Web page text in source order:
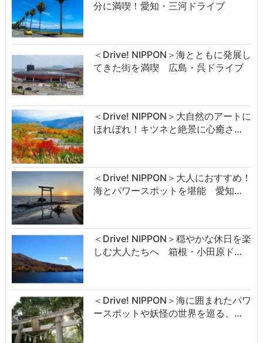
分に満喫！愛知・三河ドライブ
＜Drive! NIPPON＞海とともに発展し
てきた街を満喫 広島・呉ドライブ
＜Drive! NIPPON＞大自然のアートに
ほれぼれ！キツネと絶景に心癒さ…
＜Drive! NIPPON＞大人におすすめ！
海とパワースポットを堪能 愛知…
＜Drive! NIPPON＞穏やかな休日を楽
しむ大人たちへ 箱根・小田原ド…
＜Drive! NIPPON＞海に囲まれたパワ
ースポットや妖怪の世界を巡る、…